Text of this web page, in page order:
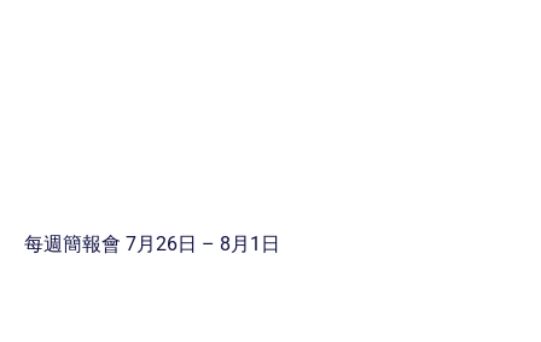
每週簡報會 7月26日 – 8月1日